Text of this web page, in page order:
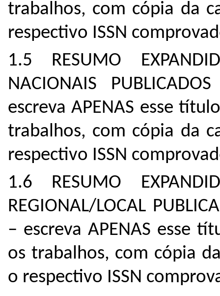
trabalhos, com cópia da
respectivo ISSN
1.5 RESUMO
NACIONAIS
escreva APENAS esse
trabalhos, com cópia da
respectivo ISSN
1.6 RESUMO
REGIONAL/LOCAL
– escreva APENAS esse
os trabalhos, com cópia
o respectivo ISSN